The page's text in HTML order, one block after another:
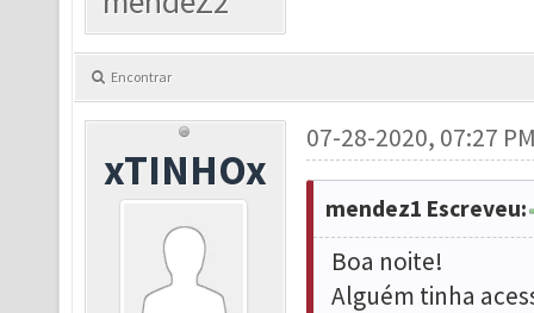
Encontrar
xTINHOx
07-28-2020, 07:27
mendez1 Escreveu:
Boa noite!
Alguém tinha